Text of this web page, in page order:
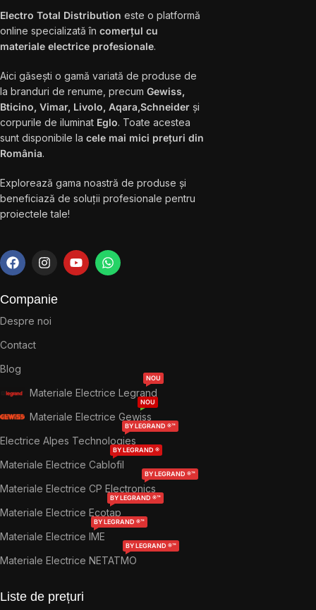
Electro Total Distribution este o platformă
online specializată în comerțul cu
materiale electrice profesionale.
Aici găsești o gamă variată de produse de
la branduri de renume, precum Gewiss,
Bticino, Vimar, Livolo, Aqara,Schneider și
corpurile de iluminat Eglo. Toate acestea
sunt disponibile la cele mai mici prețuri din
România.
Explorează gama noastră de produse și
beneficiază de soluții profesionale pentru
proiectele tale!
Companie
Despre noi
Contact
Blog
Materiale Electrice Legrand
NOU
Materiale Electrice Gewiss
NOU
Electrice Alpes Technologies
BY LEGRAND ®™
Materiale Electrice Cablofil
BY LEGRAND ®
Materiale Electrice CP Electronics
BY LEGRAND ®™
Materiale Electrice Ecotap
BY LEGRAND ®™
Materiale Electrice IME
BY LEGRAND ®™
Materiale Electrice NETATMO
BY LEGRAND ®™
Liste de prețuri